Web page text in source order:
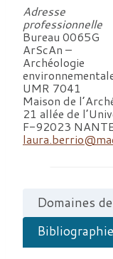
Adresse
professionnelle
Bureau 0065G
ArScAn –
Archéologie
UMR 7041
Maison de
21 allée de
F-92023
Domaines
Bibliographie